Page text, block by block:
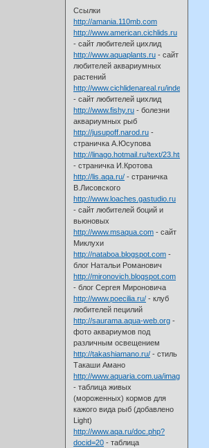
Ссылки
http://amania.110mb.com
http://www.american.cichlids.ru
- сайт любителей цихлид
http://www.aquaplants.ru - сайт
любителей аквариумных
растений
http://www.cichlidenareal.ru/index.htm
- сайт любителей цихлид
http://www.fishy.ru - болезни
аквариумных рыб
http://jusupoff.narod.ru -
страничка А.Юсупова
http://linago.hotmail.ru/text/23.htm
- страничка И.Кротова
http://lis.aqa.ru/ - страничка
В.Лисовского
http://www.loaches.gastudio.ru
- сайт любителей боций и
вьюновых
http://www.msaqua.com - сайт
Миклухи
http://nataboa.blogspot.com -
блог Натальи Романович
http://mironovich.blogspot.com
- блог Сергея Мироновича
http://www.poecilia.ru/ - клуб
любителей пецилий
http://saurama.aqua-web.org -
фото аквариумов под
различным освещением
http://takashiamano.ru/ - стиль
Такаши Амано
http://www.aquaria.com.ua/images/
- таблица живых
(мороженных) кормов для
кажого вида рыб (добавлено
Light)
http://www.aqa.ru/doc.php?
docid=20 - таблица